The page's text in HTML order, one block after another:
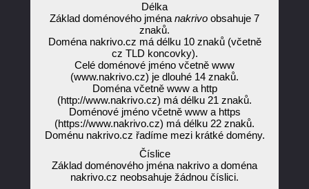
Délka
Základ doménového jména nakrivo obsahuje 7
znaků.
Doména nakrivo.cz má délku 10 znaků (včetně
cz TLD koncovky).
Celé doménové jméno včetně www
(www.nakrivo.cz) je dlouhé 14 znaků.
Doména včetně www a http
(http://www.nakrivo.cz) má délku 21 znaků.
Doménové jméno včetně www a https
(https://www.nakrivo.cz) má délku 22 znaků.
Doménu nakrivo.cz řadíme mezi krátké domény.
Číslice
Základ doménového jména nakrivo a doména
nakrivo.cz neobsahuje žádnou číslici.